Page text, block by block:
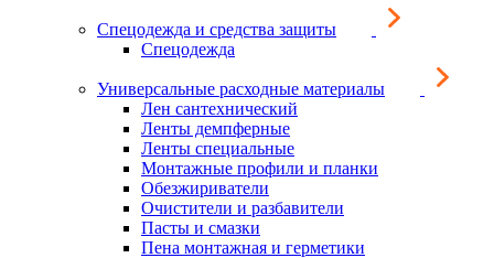
Спецодежда и средства защиты
Спецодежда
Универсальные расходные материалы
Лен сантехнический
Ленты демпферные
Ленты специальные
Монтажные профили и планки
Обезжириватели
Очистители и разбавители
Пасты и смазки
Пена монтажная и герметики